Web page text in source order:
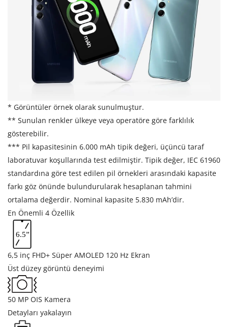
* Görüntüler örnek olarak sunulmuştur.
** Sunulan renkler ülkeye veya operatöre göre farklılık
gösterebilir.
*** Pil kapasitesinin 6.000 mAh tipik değeri, üçüncü taraf
laboratuvar koşullarında test edilmiştir. Tipik değer, IEC 61960
standardına göre test edilen pil örnekleri arasındaki kapasite
farkı göz önünde bulundurularak hesaplanan tahmini
ortalama değerdir. Nominal kapasite 5.830 mAh’dir.
En Önemli 4 Özellik
6,5 inç FHD+ Süper AMOLED 120 Hz Ekran
Üst düzey görüntü deneyimi
50 MP OIS Kamera
Detayları yakalayın